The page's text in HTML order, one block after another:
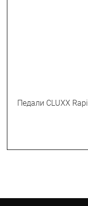
Педали CLUXX